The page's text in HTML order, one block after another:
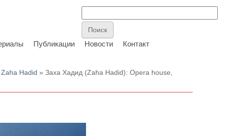
Публикации Новости Контакт
Hadid » Заха Хадид (Zaha Hadid): Opera house,